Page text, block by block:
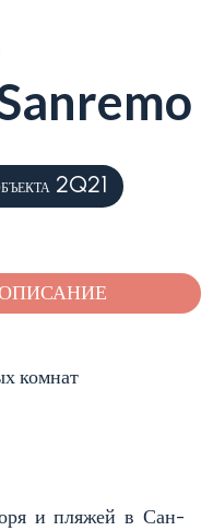
2Q21
комнат
и пляжей в Сан-